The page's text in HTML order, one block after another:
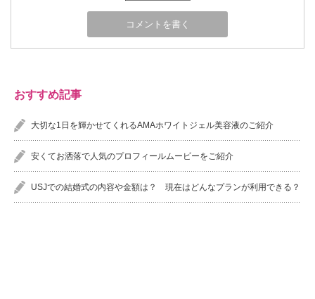
おすすめ記事
大切な1日を輝かせてくれるAMAホワイトジェル美容液のご紹介
安くてお洒落で人気のプロフィールムービーをご紹介
USJでの結婚式の内容や金額は？ 現在はどんなプランが利用できる？